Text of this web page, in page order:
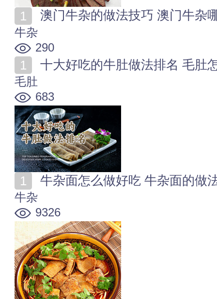
澳门牛杂的做法技巧 澳门牛杂
牛杂
290
十大好吃的牛肚做法排名 毛肚
毛肚
683
牛杂面怎么做好吃 牛杂面的做
牛杂
9326